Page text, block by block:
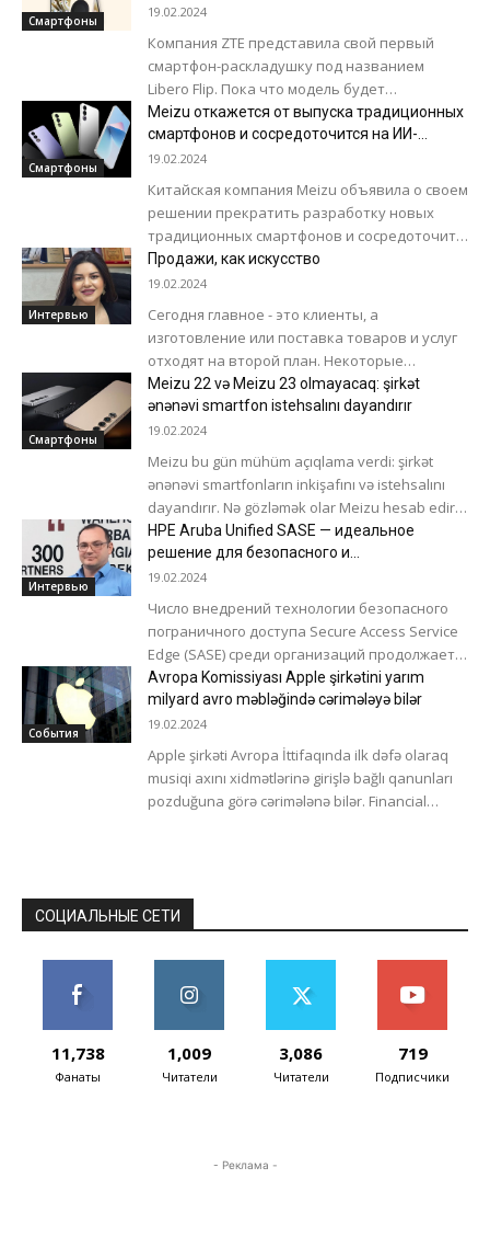
освобожденных территорий. Компания
представляет первый и...
Смартфоны
19.02.2024
Компания ZTE представила свой первый
смартфон-раскладушку под названием
Libero Flip. Пока что модель будет
продаваться эксклюзивно у японского
сотового оператора Y!mobile, но вполне
возможно,...
Смартфоны
Meizu откажется от выпуска традиционных
смартфонов и сосредоточится на ИИ-
технологиях
19.02.2024
Китайская компания Meizu объявила о своем
решении прекратить разработку новых
традиционных смартфонов и сосредоточить
свои усилия на создание «устройств
завтрашнего дня», управляемых
Интервью
Продажи, как искусство
19.02.2024
Сегодня главное - это клиенты, а
изготовление или поставка товаров и услуг
отходят на второй план. Некоторые
компании даже не производят продукты
самостоятельно, а...
Смартфоны
Meizu 22 və Meizu 23 olmayacaq: şirkət
ənənəvi smartfon istehsalını dayandırır
19.02.2024
Meizu bu gün mühüm açıqlama verdi: şirkət
ənənəvi smartfonların inkişafını və istehsalını
dayandırır. Nə gözləmək olar Meizu hesab edir
ki, müasir bazar hazırda durğunluq yaşayır.
Buna...
Интервью
HPE Aruba Unified SASE — идеальное
решение для безопасного и
бесперебойного подключения
19.02.2024
Число внедрений технологии безопасного
пограничного доступа Secure Access Service
Edge (SASE) среди организаций продолжает
расти. По данным Dell’Oro Group, мировой
рынок SASE еще в...
События
Avropa Komissiyası Apple şirkətini yarım
milyard avro məbləğində cərimələyə bilər
19.02.2024
Apple şirkəti Avropa İttifaqında ilk dəfə olaraq
musiqi axını xidmətlərinə girişlə bağlı qanunları
pozduğuna görə cərimələnə bilər. Financial
СОЦИАЛЬНЫЕ СЕТИ
11,738
Фанаты
1,009
Читатели
3,086
Читатели
719
Подписчики
- Реклама -